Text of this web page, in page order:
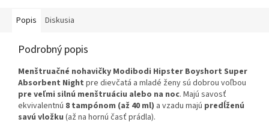
Popis Diskusia
Podrobný popis
Menštruačné nohavičky Modibodi Hipster Boyshort Super
Absorbent Night pre dievčatá a mladé ženy sú dobrou voľbou
pre veľmi silnú menštruáciu alebo na noc. Majú savosť
ekvivalentnú 8 tampónom (až 40 ml) a vzadu majú predĺženú
savú vložku (až na hornú časť prádla).